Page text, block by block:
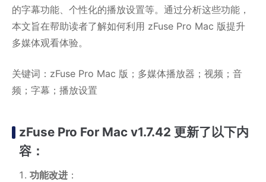
的字幕功能、个性化的播放设置等。通过分析这些功能，
本文旨在帮助读者了解如何利用 zFuse Pro Mac 版提升
多媒体观看体验。
关键词：zFuse Pro Mac 版；多媒体播放器；视频；音
频；字幕；播放设置
zFuse Pro For Mac v1.7.42 更新了以下内
容：
功能改进 ：